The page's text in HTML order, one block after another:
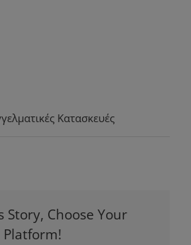
Κατασκευές
Story, Choose Your
Platform!